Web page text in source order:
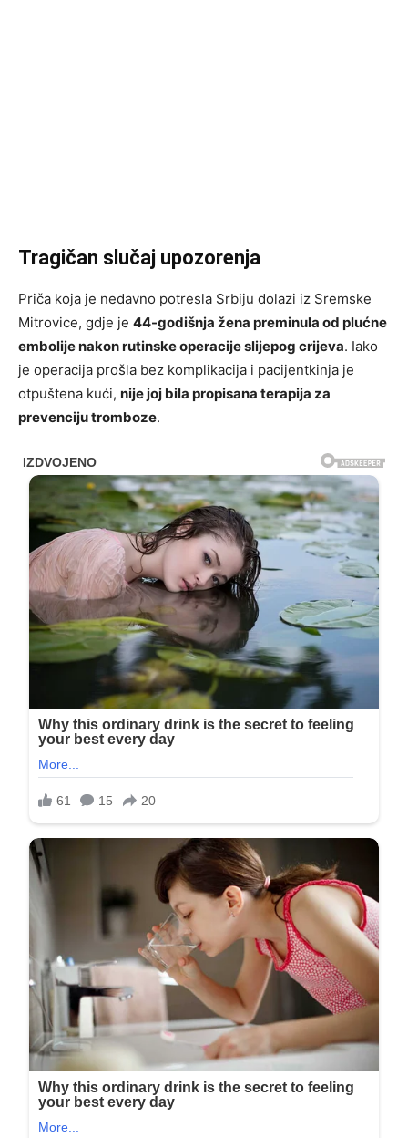
Tragičan slučaj upozorenja
Priča koja je nedavno potresla Srbiju dolazi iz Sremske
Mitrovice, gdje je 44-godišnja žena preminula od plućne
embolije nakon rutinske operacije slijepog crijeva. Iako
je operacija prošla bez komplikacija i pacijentkinja je
otpuštena kući, nije joj bila propisana terapija za
prevenciju tromboze.